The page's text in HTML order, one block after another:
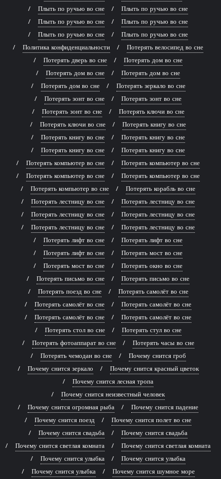
Плыть по ручью во сне
Плыть по ручью во сне
Плыть по ручью во сне
Плыть по ручью во сне
Плыть по ручью во сне
Плыть по ручью во сне
Политика конфиденциальности
Потерять велосипед во сне
Потерять дверь во сне
Потерять дом во сне
Потерять дом во сне
Потерять дом во сне
Потерять дом во сне
Потерять зеркало во сне
Потерять зонт во сне
Потерять зонт во сне
Потерять зонт во сне
Потерять ключи во сне
Потерять ключи во сне
Потерять книгу во сне
Потерять книгу во сне
Потерять книгу во сне
Потерять книгу во сне
Потерять книгу во сне
Потерять компьютер во сне
Потерять компьютер во сне
Потерять компьютер во сне
Потерять компьютер во сне
Потерять компьютер во сне
Потерять корабль во сне
Потерять лестницу во сне
Потерять лестницу во сне
Потерять лестницу во сне
Потерять лестницу во сне
Потерять лестницу во сне
Потерять лестницу во сне
Потерять лифт во сне
Потерять лифт во сне
Потерять лифт во сне
Потерять мост во сне
Потерять мост во сне
Потерять окно во сне
Потерять письмо во сне
Потерять письмо во сне
Потерять поезд во сне
Потерять самолёт во сне
Потерять самолёт во сне
Потерять самолёт во сне
Потерять самолёт во сне
Потерять самолёт во сне
Потерять стол во сне
Потерять стул во сне
Потерять фотоаппарат во сне
Потерять часы во сне
Потерять чемодан во сне
Почему снится гроб
Почему снится зеркало
Почему снится красный цветок
Почему снится лесная тропа
Почему снится неизвестный человек
Почему снится огромная рыба
Почему снится падение
Почему снится поезд
Почему снится полет во сне
Почему снится свадьба
Почему снится свадьба
Почему снится светлая комната
Почему снится светлая комната
Почему снится улыбка
Почему снится улыбка
Почему снится улыбка
Почему снится шумное море